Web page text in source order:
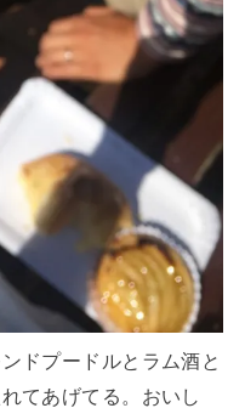
ドプードルとラム酒と
てあげてる。おいし